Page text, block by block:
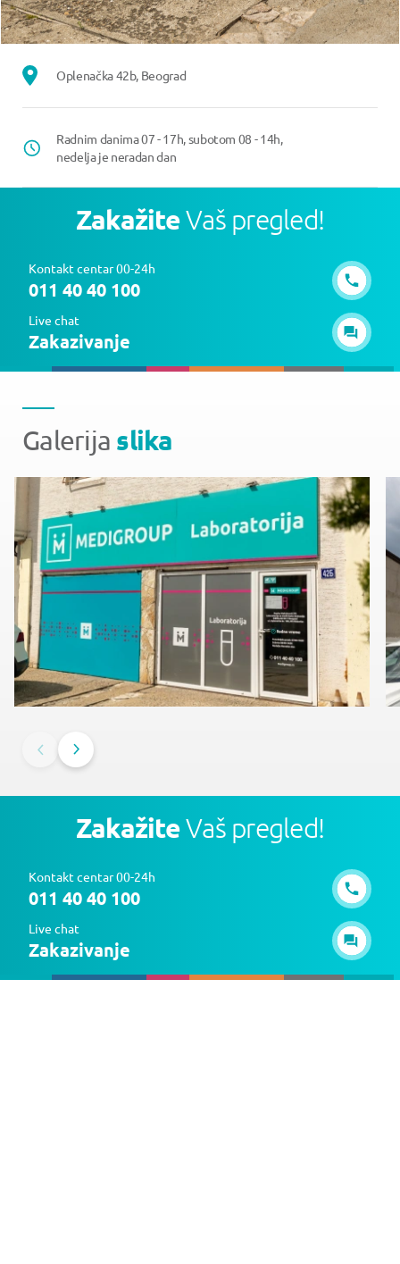
Oplenačka 42b, Beograd
Radnim danima 07 - 17h, subotom 08 - 14h,
nedelja je neradan dan
ZakažiteVaš pregled!
Kontakt centar 00-24h
011 40 40 100
Live chat
Zakazivanje
Galerija slika
ZakažiteVaš pregled!
Kontakt centar 00-24h
011 40 40 100
Live chat
Zakazivanje